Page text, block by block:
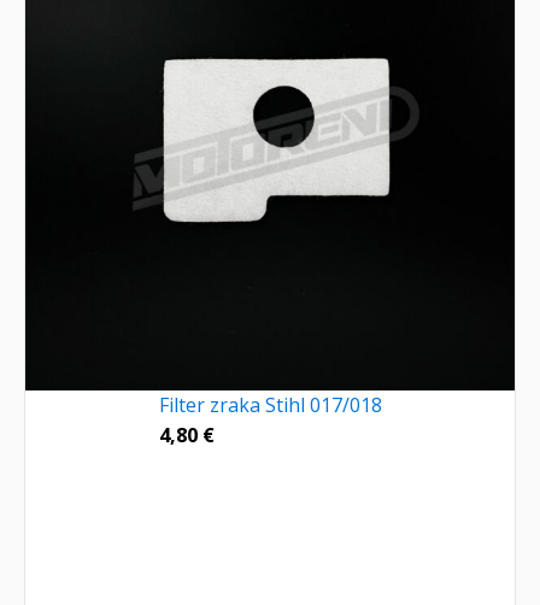
Filter zraka Stihl 017/018
4,80 €